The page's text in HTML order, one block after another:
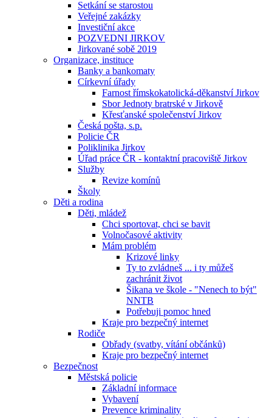
Setkání se starostou
Veřejné zakázky
Investiční akce
POZVEDNI JIRKOV
Jirkované sobě 2019
Organizace, instituce
Banky a bankomaty
Církevní úřady
Farnost římskokatolická-děkanství Jirkov
Sbor Jednoty bratrské v Jirkově
Křesťanské společenství Jirkov
Česká pošta, s.p.
Policie ČR
Poliklinika Jirkov
Úřad práce ČR - kontaktní pracoviště Jirkov
Služby
Revize komínů
Školy
Děti a rodina
Děti, mládež
Chci sportovat, chci se bavit
Volnočasové aktivity
Mám problém
Krizové linky
Ty to zvládneš ... i ty můžeš
zachránit život
Šikana ve škole - "Nenech to být"
NNTB
Potřebuji pomoc hned
Kraje pro bezpečný internet
Rodiče
Obřady (svatby, vítání občánků)
Kraje pro bezpečný internet
Bezpečnost
Městská policie
Základní informace
Vybavení
Prevence kriminality